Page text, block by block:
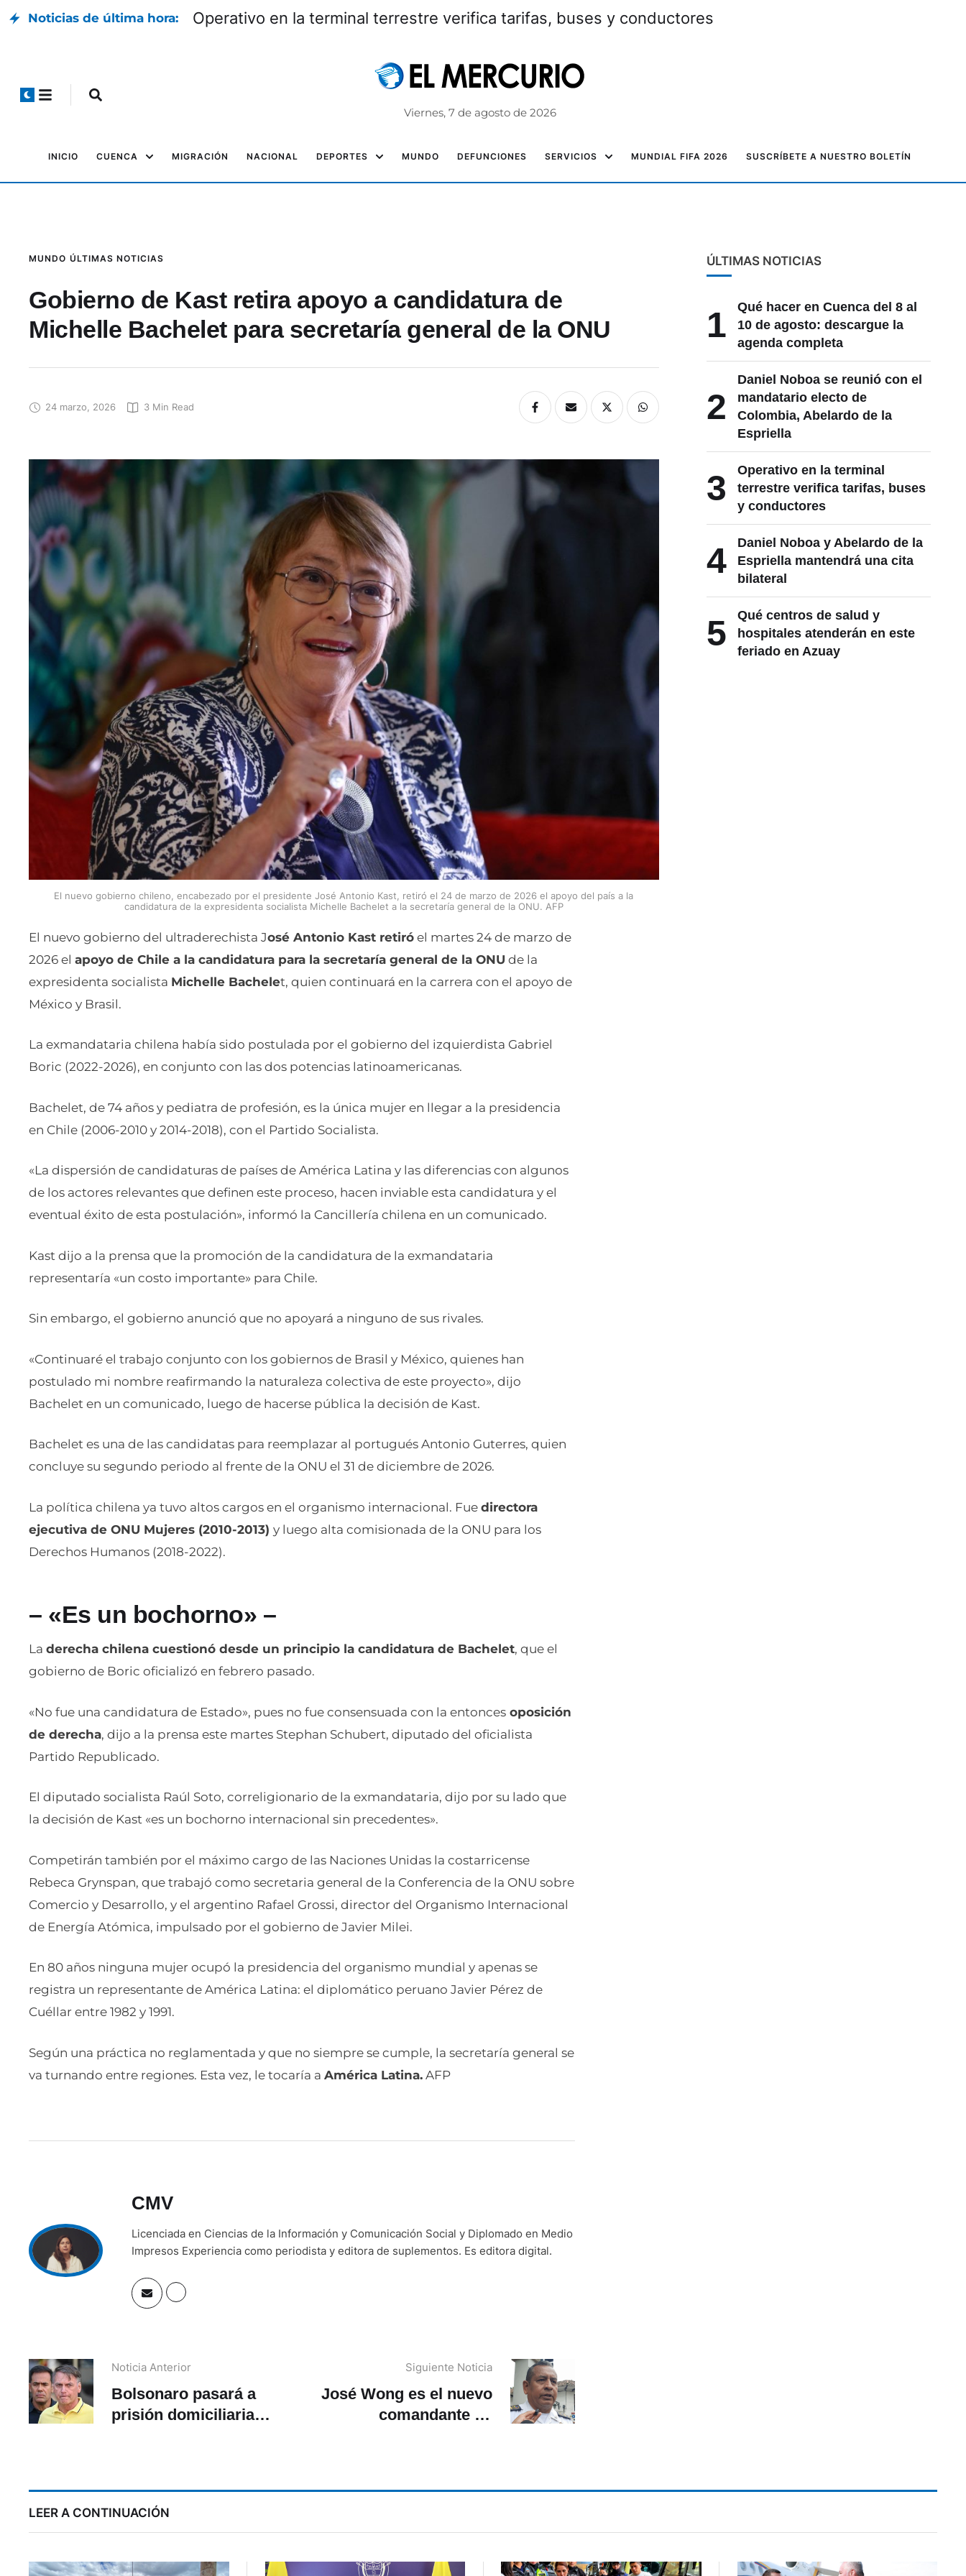
Noticias de última hora: Operativo en la terminal terrestre verifica tarifas, buses y conductores
Viernes, 7 de agosto de 2026
INICIO CUENCA MIGRACIÓN NACIONAL DEPORTES MUNDO DEFUNCIONES SERVICIOS MUNDIAL FIFA 2026 SUSCRÍBETE A NUESTRO BOLETÍN
MUNDO ÚLTIMAS NOTICIAS
Gobierno de Kast retira apoyo a candidatura de
Michelle Bachelet para secretaría general de la ONU
24 marzo, 2026 3 Min Read
El nuevo gobierno chileno, encabezado por el presidente José Antonio Kast, retiró el 24 de marzo de 2026 el apoyo del país a la
candidatura de la expresidenta socialista Michelle Bachelet a la secretaría general de la ONU. AFP
El nuevo gobierno del ultraderechista José Antonio Kast retiró el martes 24 de marzo de
2026 el apoyo de Chile a la candidatura para la secretaría general de la ONU de la
expresidenta socialista Michelle Bachelet, quien continuará en la carrera con el apoyo de
México y Brasil.
La exmandataria chilena había sido postulada por el gobierno del izquierdista Gabriel
Boric (2022-2026), en conjunto con las dos potencias latinoamericanas.
Bachelet, de 74 años y pediatra de profesión, es la única mujer en llegar a la presidencia
en Chile (2006-2010 y 2014-2018), con el Partido Socialista.
«La dispersión de candidaturas de países de América Latina y las diferencias con algunos
de los actores relevantes que definen este proceso, hacen inviable esta candidatura y el
eventual éxito de esta postulación», informó la Cancillería chilena en un comunicado.
Kast dijo a la prensa que la promoción de la candidatura de la exmandataria
representaría «un costo importante» para Chile.
Sin embargo, el gobierno anunció que no apoyará a ninguno de sus rivales.
«Continuaré el trabajo conjunto con los gobiernos de Brasil y México, quienes han
postulado mi nombre reafirmando la naturaleza colectiva de este proyecto», dijo
Bachelet en un comunicado, luego de hacerse pública la decisión de Kast.
Bachelet es una de las candidatas para reemplazar al portugués Antonio Guterres, quien
concluye su segundo periodo al frente de la ONU el 31 de diciembre de 2026.
La política chilena ya tuvo altos cargos en el organismo internacional. Fue directora
ejecutiva de ONU Mujeres (2010-2013) y luego alta comisionada de la ONU para los
Derechos Humanos (2018-2022).
– «Es un bochorno» –
La derecha chilena cuestionó desde un principio la candidatura de Bachelet, que el
gobierno de Boric oficializó en febrero pasado.
«No fue una candidatura de Estado», pues no fue consensuada con la entonces oposición
de derecha, dijo a la prensa este martes Stephan Schubert, diputado del oficialista
Partido Republicado.
El diputado socialista Raúl Soto, correligionario de la exmandataria, dijo por su lado que
la decisión de Kast «es un bochorno internacional sin precedentes».
Competirán también por el máximo cargo de las Naciones Unidas la costarricense
Rebeca Grynspan, que trabajó como secretaria general de la Conferencia de la ONU sobre
Comercio y Desarrollo, y el argentino Rafael Grossi, director del Organismo Internacional
de Energía Atómica, impulsado por el gobierno de Javier Milei.
En 80 años ninguna mujer ocupó la presidencia del organismo mundial y apenas se
registra un representante de América Latina: el diplomático peruano Javier Pérez de
Cuéllar entre 1982 y 1991.
Según una práctica no reglamentada y que no siempre se cumple, la secretaría general se
va turnando entre regiones. Esta vez, le tocaría a América Latina. AFP
CMV
Licenciada en Ciencias de la Información y Comunicación Social y Diplomado en Medio
Impresos Experiencia como periodista y editora de suplementos. Es editora digital.
Noticia Anterior
Bolsonaro pasará a
prisión domiciliaria
Siguiente Noticia
José Wong es el nuevo
comandante de
ÚLTIMAS NOTICIAS
1
Qué hacer en Cuenca del 8 al
10 de agosto: descargue la
agenda completa
2
Daniel Noboa se reunió con el
mandatario electo de
Colombia, Abelardo de la
Espriella
3
Operativo en la terminal
terrestre verifica tarifas, buses
y conductores
4
Daniel Noboa y Abelardo de la
Espriella mantendrá una cita
bilateral
5
Qué centros de salud y
hospitales atenderán en este
feriado en Azuay
LEER A CONTINUACIÓN